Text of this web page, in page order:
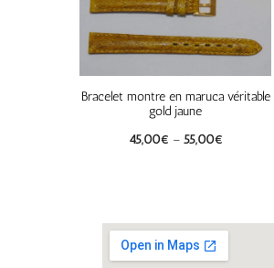
Bracelet montre en maruca véritable
gold jaune
45,00€ – 55,00€